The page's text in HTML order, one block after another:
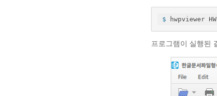
$ hwpviewer
프로그램이 실행된